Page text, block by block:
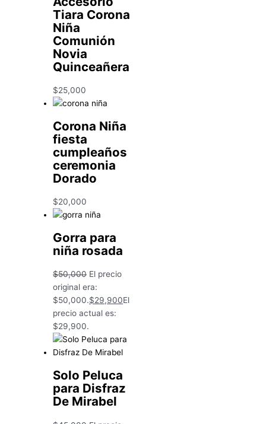
Tiara Corona
Niña
Comunión
Novia
Quinceañera
$25,000
Corona Niña
fiesta
cumpleaños
ceremonia
Dorado
$20,000
Gorra para
niña rosada
$50,000 El precio
original era:
$50,000.$29,900El
precio actual es:
$29,900.
Solo Peluca
para Disfraz
De Mirabel